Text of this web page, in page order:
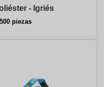
- Igriés
piezas